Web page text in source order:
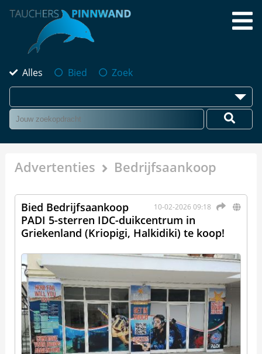
Alles Bied Zoek
Advertenties Bedrijfsaankoop
10-02-2026 09:18
Bied Bedrijfsaankoop
PADI 5-sterren IDC-duikcentrum in
Griekenland (Kriopigi, Halkidiki) te koop!